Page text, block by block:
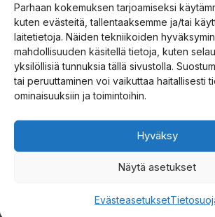
Parhaan kokemuksen tarjoamiseksi
kuten evästeitä, tallentaaksemme ja/tai
laitetietoja. Näiden tekniikoiden
mahdollisuuden käsitellä tietoja, kuten
yksilöllisiä tunnuksia tällä sivustolla.
tai peruuttaminen voi vaikuttaa haitallisesti
ominaisuuksiin ja toimintoihin.
Hyväksy
Näytä asetukset
Evästeasetukset
Vision Glass Salmon DH
kahdenkäden perhovapa
5.00
0
useampi
Voit
tehdä
valinnat
sivulla.